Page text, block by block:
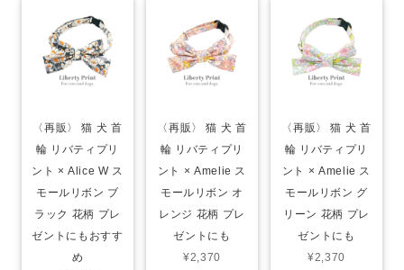
〈再販〉 猫 犬 首
輪 リバティプリ
ント × Alice W ス
モールリボン ブ
ラック 花柄 プレ
ゼントにもおすす
め
〈再販〉 猫 犬 首
輪 リバティプリ
ント × Amelie ス
モールリボン オ
レンジ 花柄 プレ
ゼントにも
¥2,370
〈再販〉 猫 犬 首
輪 リバティプリ
ント × Amelie ス
モールリボン グ
リーン 花柄 プレ
ゼントにも
¥2,370